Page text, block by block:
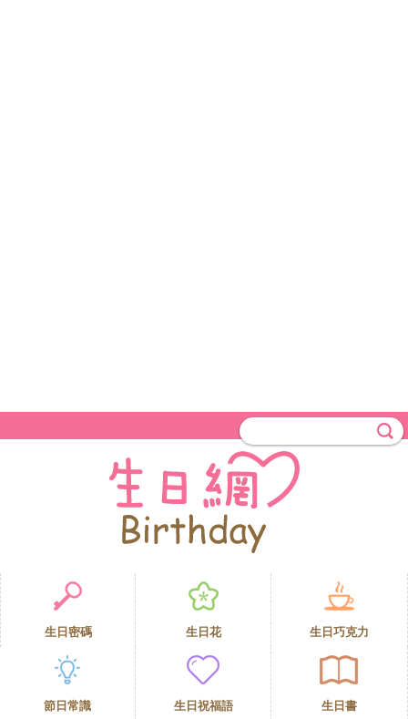
生日密碼 生日花 生日巧克力
節日常識 生日祝福語 生日書